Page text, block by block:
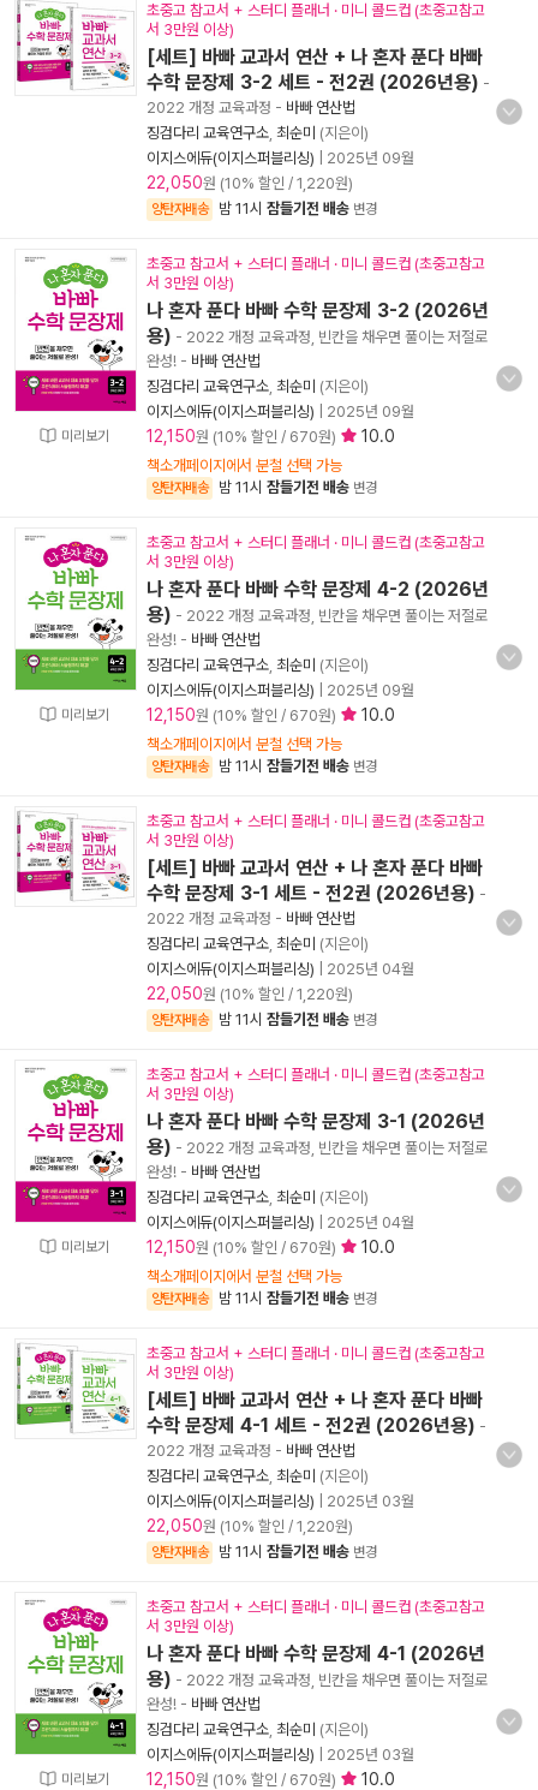
초중고 참고서 + 스터디 플래너 · 미니 콜드컵 (초중고참고
서 3만원 이상)
[세트] 바빠 교과서 연산 + 나 혼자 푼다 바빠
수학 문장제 3-2 세트 - 전2권 (2026년용) -
2022 개정 교육과정 - 바빠 연산법
징검다리 교육연구소 최순미 (지은이)
이지스에듀(이지스퍼블리싱)
2025년 09월
22,050원 (10% 할인 / 1,220원)
양탄자배송 밤 11시 잠들기전 배송 변경
미리보기
초중고 참고서 + 스터디 플래너 · 미니 콜드컵 (초중고참고
서 3만원 이상)
나 혼자 푼다 바빠 수학 문장제 3-2 (2026년
용) - 2022 개정 교육과정, 빈칸을 채우면 풀이는 저절로
완성! - 바빠 연산법
징검다리 교육연구소 최순미 (지은이)
이지스에듀(이지스퍼블리싱)
2025년 09월
12,150원 (10% 할인 / 670원) 10.0
책소개페이지에서 분철 선택 가능
양탄자배송 밤 11시 잠들기전 배송 변경
미리보기
초중고 참고서 + 스터디 플래너 · 미니 콜드컵 (초중고참고
서 3만원 이상)
나 혼자 푼다 바빠 수학 문장제 4-2 (2026년
용) - 2022 개정 교육과정, 빈칸을 채우면 풀이는 저절로
완성! - 바빠 연산법
징검다리 교육연구소 최순미 (지은이)
이지스에듀(이지스퍼블리싱)
2025년 09월
12,150원 (10% 할인 / 670원) 10.0
책소개페이지에서 분철 선택 가능
양탄자배송 밤 11시 잠들기전 배송 변경
초중고 참고서 + 스터디 플래너 · 미니 콜드컵 (초중고참고
서 3만원 이상)
[세트] 바빠 교과서 연산 + 나 혼자 푼다 바빠
수학 문장제 3-1 세트 - 전2권 (2026년용) -
2022 개정 교육과정 - 바빠 연산법
징검다리 교육연구소 최순미 (지은이)
이지스에듀(이지스퍼블리싱)
2025년 04월
22,050원 (10% 할인 / 1,220원)
양탄자배송 밤 11시 잠들기전 배송 변경
미리보기
초중고 참고서 + 스터디 플래너 · 미니 콜드컵 (초중고참고
서 3만원 이상)
나 혼자 푼다 바빠 수학 문장제 3-1 (2026년
용) - 2022 개정 교육과정, 빈칸을 채우면 풀이는 저절로
완성! - 바빠 연산법
징검다리 교육연구소 최순미 (지은이)
이지스에듀(이지스퍼블리싱)
2025년 04월
12,150원 (10% 할인 / 670원) 10.0
책소개페이지에서 분철 선택 가능
양탄자배송 밤 11시 잠들기전 배송 변경
초중고 참고서 + 스터디 플래너 · 미니 콜드컵 (초중고참고
서 3만원 이상)
[세트] 바빠 교과서 연산 + 나 혼자 푼다 바빠
수학 문장제 4-1 세트 - 전2권 (2026년용) -
2022 개정 교육과정 - 바빠 연산법
징검다리 교육연구소 최순미 (지은이)
이지스에듀(이지스퍼블리싱)
2025년 03월
22,050원 (10% 할인 / 1,220원)
양탄자배송 밤 11시 잠들기전 배송 변경
미리보기
초중고 참고서 + 스터디 플래너 · 미니 콜드컵 (초중고참고
서 3만원 이상)
나 혼자 푼다 바빠 수학 문장제 4-1 (2026년
용) - 2022 개정 교육과정, 빈칸을 채우면 풀이는 저절로
완성! - 바빠 연산법
징검다리 교육연구소 최순미 (지은이)
이지스에듀(이지스퍼블리싱)
2025년 03월
12,150원 (10% 할인 / 670원) 10.0